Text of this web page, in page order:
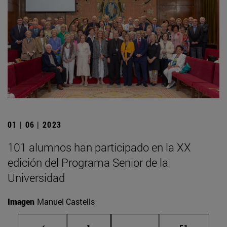
01 | 06 | 2023
101 alumnos han participado en la XX
edición del Programa Senior de la
Universidad
Imagen Manuel Castells